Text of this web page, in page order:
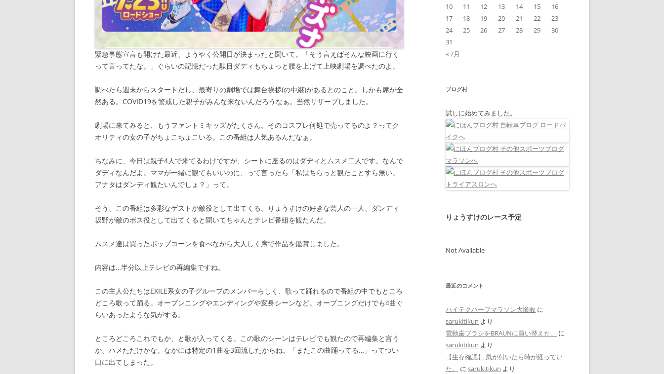
緊急事態宣言も開けた最近、ようやく公開日が決まったと聞いて。「そう言えばそんな映画に行く
って言ってたな。」ぐらいの記憶だった駄目ダディもちょっと腰を上げて上映劇場を調べたのよ。
調べたら週末からスタートだし、最寄りの劇場では舞台挨拶(の中継)があるとのこと。しかも席が全
然ある。COVID19を警戒した親子がみんな来ないんだろうなぁ。当然リザーブしました。
劇場に来てみると、もうファントミキッズがたくさん。そのコスプレ何処で売ってるのよ？ってク
オリティの女の子がちょこちょこいる。この番組は人気あるんだなぁ。
ちなみに、今日は親子4人で来てるわけですが、シートに座るのはダディとムスメ二人です。なんで
ダディなんだよ。ママが一緒に観てもいいのに、って言ったら「私はちらっと観たことすら無い。
アナタはダンディ観たいんでしょ？」って。
そう、この番組は多彩なゲストが敵役として出てくる。りょうすけの好きな芸人の一人、ダンディ
坂野が敵のボス役として出てくると聞いてちゃんとテレビ番組を観たんだ。
ムスメ達は買ったポップコーンを食べながら大人しく席で作品を鑑賞しました。
内容は…半分以上テレビの再編集ですね。
この主人公たちはEXILE系女の子グループのメンバーらしく、歌って踊れるので番組の中でもところ
どころ歌って踊る。オープンニングやエンディングや変身シーンなど。オープニングだけでも4曲ぐ
らいあったような気がする。
ところどころこれでもか、と歌が入ってくる。この歌のシーンはテレビでも観たので再編集と言う
か、ハメただけかな。なかには特定の1曲を3回流したからね。「またこの曲踊ってる…」ってつい
口に出てしまった。
10
11 12 13 14 15
16
17
18 19 20 21 22
23
24
25 26 27 28 29
30
31
« 7月
ブログ村
試しに始めてみました。
りょうすけのレース予定
Not Available
最近のコメント
ハイテクハーフマラソン大惨敗 に
sarukitikun より
電動歯ブラシをBRAUNに買い替えた。
に
sarukitikun より
【生存確認】 気が付いたら時が経ってい
た。
に sarukitikun より